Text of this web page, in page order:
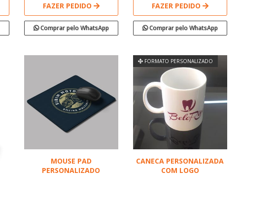
FAZER PEDIDO
Comprar pelo WhatsApp
FAZER PEDIDO
Comprar pelo WhatsApp
MOUSE PAD
PERSONALIZADO
FORMATO PERSONALIZADO
CANECA PERSONALIZADA
COM LOGO